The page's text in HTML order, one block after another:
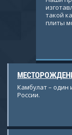
такой
плиты
Камбулат – один
России.